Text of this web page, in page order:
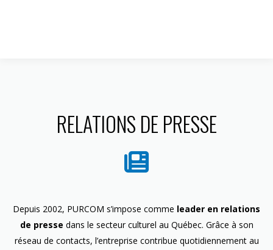
RELATIONS DE PRESSE
Depuis 2002, PURCOM s’impose comme leader en relations
de presse dans le secteur culturel au Québec. Grâce à son
réseau de contacts, l’entreprise contribue quotidiennement au